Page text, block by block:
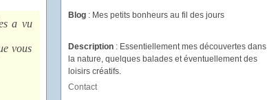
a vu
vous
Blog : Mes petits bonheurs au fil des jours
Description : Essentiellement mes découvertes dans
la nature, quelques balades et éventuellement des
loisirs créatifs.
Contact